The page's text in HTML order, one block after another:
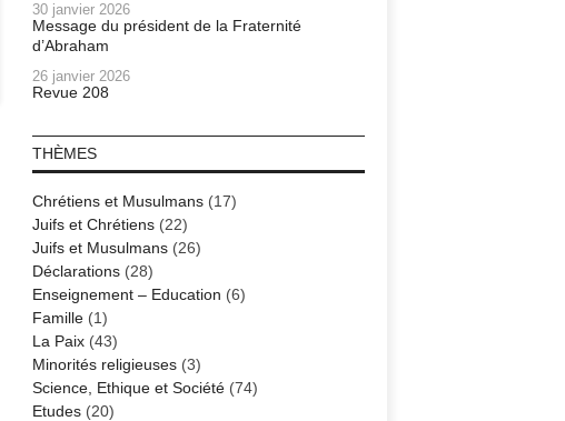
30 janvier 2026
Message du président de la Fraternité
d’Abraham
26 janvier 2026
Revue 208
THÈMES
Chrétiens et Musulmans(17)
Juifs et Chrétiens(22)
Juifs et Musulmans(26)
Déclarations(28)
Enseignement – Education (6)
Famille(1)
La Paix(43)
Minorités religieuses(3)
Science, Ethique et Société(74)
Etudes(20)